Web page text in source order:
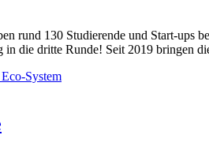
rund 130 Studierende und Start-ups
in die dritte Runde! Seit 2019 bringen
System